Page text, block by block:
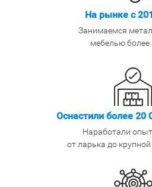
На рынке с
Занимаемся
мебелью более
Оснастили более 20
Наработали
от ларька до